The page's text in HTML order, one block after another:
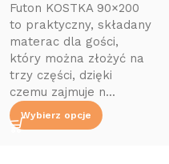
Futon KOSTKA 90×200
to praktyczny, składany
materac dla gości,
który można złożyć na
trzy części, dzięki
czemu zajmuje n...
Wybierz opcje